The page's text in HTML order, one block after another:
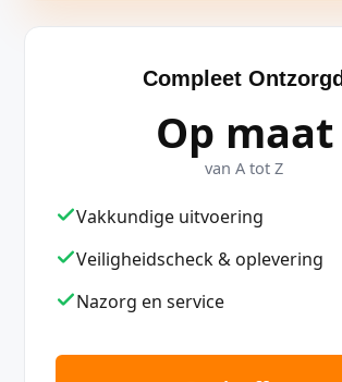
Compleet Ontzorgd
Op maat
van A tot Z
Vakkundige uitvoering
Veiligheidscheck & oplevering
Nazorg en service